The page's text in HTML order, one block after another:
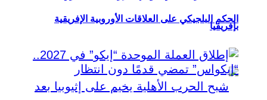
بإفريقيا
الحكم البلجيكي على العلاقات الأوروبية الإفريقية